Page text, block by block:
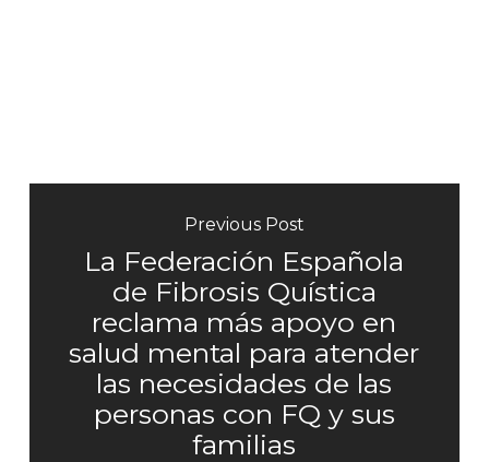
Previous Post
La Federación Española
de Fibrosis Quística
reclama más apoyo en
salud mental para atender
las necesidades de las
personas con FQ y sus
familias